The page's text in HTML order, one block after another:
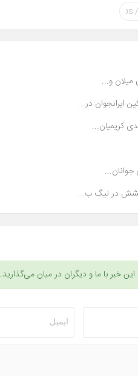
میلان و...
در...
کریمیان...
جوانان...
در لیگ ب...
خبر با ما و دیگران در میان می‌گذارید.